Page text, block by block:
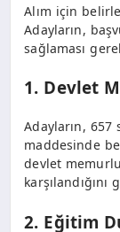
Alım için
Adayların,
sağlaması
1. Devlet
Adayların, 657
maddesinde
devlet
karşılandığını
2. Eğitim